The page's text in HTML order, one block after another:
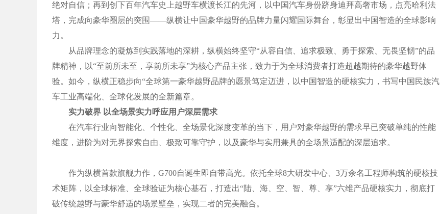
绝对自信；再到创下百年汽车史上越野车横渡长江的先河，以中国汽车身份跻身迪拜高奢市场，点亮哈利法
塔，完成向豪华圈层的突围——纵横让中国豪华越野的品牌力量闪耀国际舞台，彰显出中国智造的全球影响
力。
从品牌理念的凝炼到实践落地的深耕，纵横始终坚守“从容自信、追求极致、勇于探索、无畏坚韧”的品
牌精神，以“至前所未至，享前所未享”为核心产品主张，致力于为全球消费者打造超越期待的豪华越野体
验。如今，纵横正稳步向“全球第一豪华越野品牌的愿景笃定迈进，以中国智造的硬核实力，书写中国民族汽
车工业高端化、全球化发展的全新篇章。
实力破界 以全场景实力呼应用户深层需求
在汽车行业向智能化、个性化、全场景化深度变革的当下，用户对豪华越野的需求早已突破单纯的性能
维度，进阶为对无界探索自由、极致可靠守护，以及豪华与实用兼具的全场景适配的深层追求。
作为纵横首款旗舰力作，G700自诞生即自带高光。依托全球8大研发中心、3万余名工程师构筑的硬核技
术矩阵，以全球标准、全球验证为核心基石，打造出“陆、海、空、智、尊、享”六维产品硬核实力，彻底打
破传统越野与豪华舒适的场景壁垒，实现二者的完美融合。